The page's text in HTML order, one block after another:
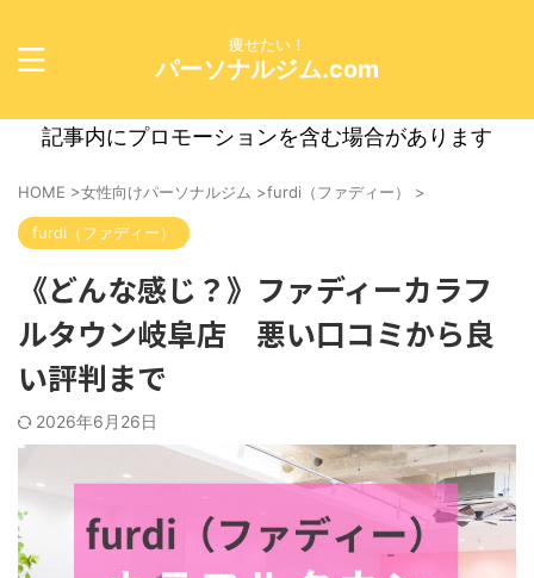
痩せたい！
パーソナルジム.com
記事内にプロモーションを含む場合があります
HOME >女性向けパーソナルジム >furdi（ファディー） >
furdi（ファディー）
《どんな感じ？》ファディーカラフ
ルタウン岐阜店 悪い口コミから良
い評判まで
2026年6月26日